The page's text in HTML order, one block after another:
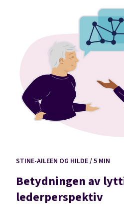
STINE-AILEEN OG HILDE / 5 MIN
Betydningen av
lederperspektiv